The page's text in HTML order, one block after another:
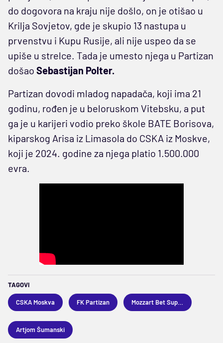
do dogovora na kraju nije došlo, on je otišao u
Krilja Sovjetov, gde je skupio 13 nastupa u
prvenstvu i Kupu Rusije, ali nije uspeo da se
upiše u strelce. Tada je umesto njega u Partizan
došao Sebastijan Polter.
Partizan dovodi mladog napadača, koji ima 21
godinu, rođen je u beloruskom Vitebsku, a put
ga je u karijeri vodio preko škole BATE Borisova,
kiparskog Arisa iz Limasola do CSKA iz Moskve,
koji je 2024. godine za njega platio 1.500.000
evra.
TAGOVI
CSKA Moskva FK Partizan
Artjom Šumanski